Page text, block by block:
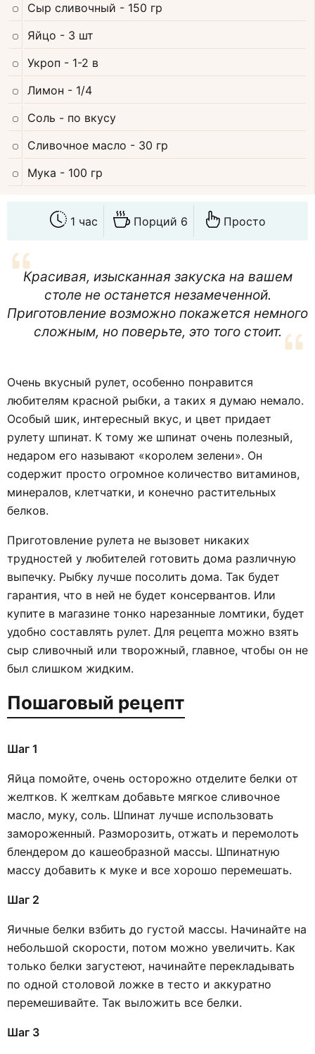
Сыр сливочный - 150 гр
Яйцо - 3 шт
Укроп - 1-2 в
Лимон - 1/4
Соль - по вкусу
Сливочное масло - 30 гр
Мука - 100 гр
1 час Порций 6 Просто
Красивая, изысканная закуска на вашем
столе не останется незамеченной.
Приготовление возможно покажется немного
сложным, но поверьте, это того стоит.
Очень вкусный рулет, особенно понравится
любителям красной рыбки, а таких я думаю немало.
Особый шик, интересный вкус, и цвет придает
рулету шпинат. К тому же шпинат очень полезный,
недаром его называют «королем зелени». Он
содержит просто огромное количество витаминов,
минералов, клетчатки, и конечно растительных
белков.
Приготовление рулета не вызовет никаких
трудностей у любителей готовить дома различную
выпечку. Рыбку лучше посолить дома. Так будет
гарантия, что в ней не будет консервантов. Или
купите в магазине тонко нарезанные ломтики, будет
удобно составлять рулет. Для рецепта можно взять
сыр сливочный или творожный, главное, чтобы он не
был слишком жидким.
Пошаговый рецепт
Шаг 1
Яйца помойте, очень осторожно отделите белки от
желтков. К желткам добавьте мягкое сливочное
масло, муку, соль. Шпинат лучше использовать
замороженный. Разморозить, отжать и перемолоть
блендером до кашеобразной массы. Шпинатную
массу добавить к муке и все хорошо перемешать.
Шаг 2
Яичные белки взбить до густой массы. Начинайте на
небольшой скорости, потом можно увеличить. Как
только белки загустеют, начинайте перекладывать
по одной столовой ложке в тесто и аккуратно
перемешивайте. Так выложить все белки.
Шаг 3